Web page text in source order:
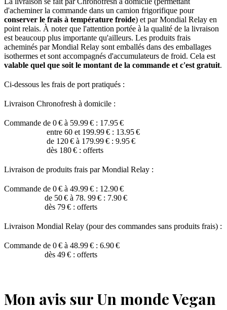
d'acheminer la commande dans un camion frigorifique pour
conserver le frais à température froide) et par Mondial Relay en
point relais. À noter que l'attention portée à la qualité de la livraison
est beaucoup plus importante qu'ailleurs. Les produits frais
acheminés par Mondial Relay sont emballés dans des emballages
isothermes et sont accompagnés d'accumulateurs de froid. Cela est
valable quel que soit le montant de la commande et c'est gratuit.
Ci-dessous les frais de port pratiqués :
Livraison Chronofresh à domicile :
Commande de 0 € à 59.99 € : 17.95 €
entre 60 et 199.99 € : 13.95 €
de 120 € à 179.99 € : 9.95 €
dès 180 € : offerts
Livraison de produits frais par Mondial Relay :
Commande de 0 € à 49.99 € : 12.90 €
de 50 € à 78. 99 € : 7.90 €
dès 79 € : offerts
Livraison Mondial Relay (pour des commandes sans produits frais) :
Commande de 0 € à 48.99 € : 6.90 €
dès 49 € : offerts
Mon avis sur Un monde Vegan